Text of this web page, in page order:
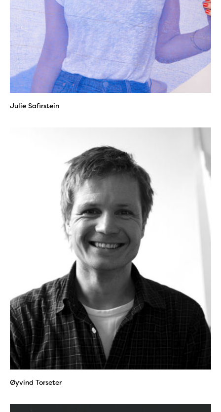
Julie Safirstein
Øyvind Torseter